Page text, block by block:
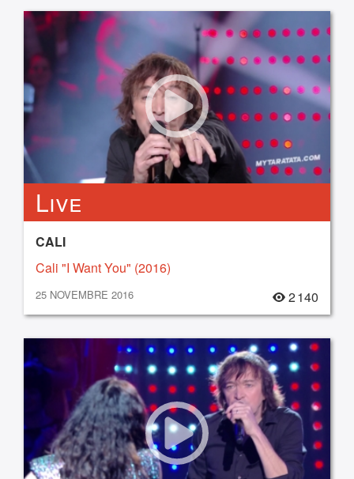
Live
CALI
Cali "I Want You" (2016)
25 NOVEMBRE 2016 2 140